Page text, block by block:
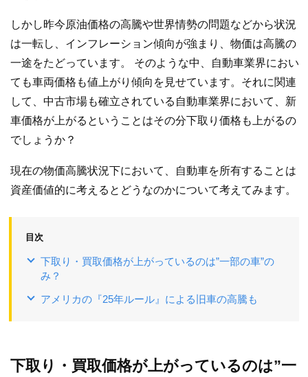
しかし昨今原油価格の高騰や世界情勢の問題などから状況
は一転し、インフレーション傾向が強まり、物価は高騰の
一途をたどっています。 そのような中、自動車業界におい
ても車両価格も値上がり傾向を見せています。それに関連
して、中古市場も確立されている自動車業界において、新
車価格が上がるということはその分下取り価格も上がるの
でしょうか？
現在の物価高騰状況下において、自動車を所有することは
資産価値的に考えるとどうなのかについて考えてみます。
目次
下取り・買取価格が上がっているのは”一部の車”の
み？
アメリカの『25年ルール』による旧車の高騰も
下取り・買取価格が上がっているのは”一